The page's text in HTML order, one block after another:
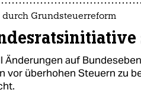
Grundsteuerreform
Änderungen auf
vor überhohen Steuern zu